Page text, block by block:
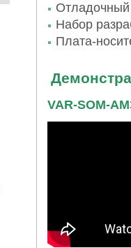
Набор
Плата-
VAR-SOM-